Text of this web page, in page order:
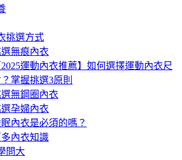
挑選方式
無痕內衣
2025運動內衣推薦】如何選擇運動內衣尺
掌握挑選3原則
無鋼圈內衣
孕婦內衣
眠內衣是必須的嗎？
多內衣知識
問大